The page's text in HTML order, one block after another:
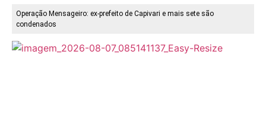
Operação Mensageiro: ex-prefeito de Capivari e mais sete são
condenados